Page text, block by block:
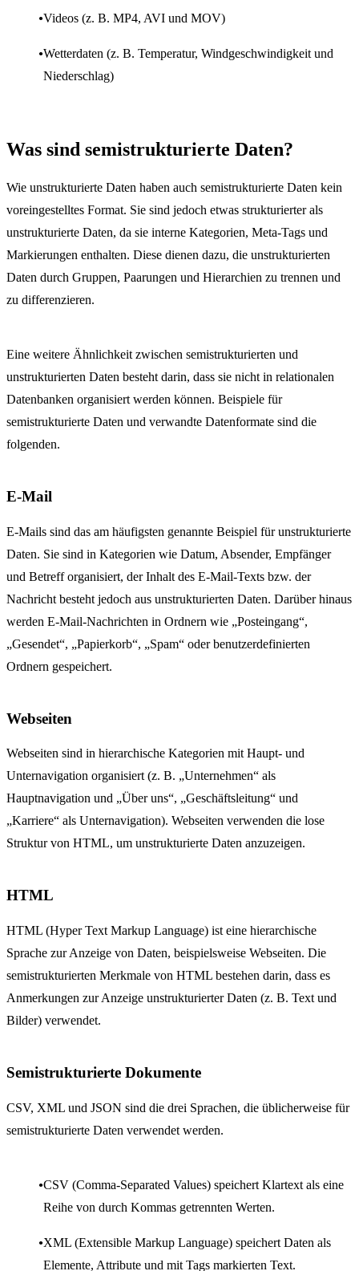
Videos (z. B. MP4, AVI und MOV)
Wetterdaten (z. B. Temperatur, Windgeschwindigkeit und
Niederschlag)
Was sind semistrukturierte Daten?
Wie unstrukturierte Daten haben auch semistrukturierte Daten kein
voreingestelltes Format. Sie sind jedoch etwas strukturierter als
unstrukturierte Daten, da sie interne Kategorien, Meta-Tags und
Markierungen enthalten. Diese dienen dazu, die unstrukturierten
Daten durch Gruppen, Paarungen und Hierarchien zu trennen und
zu differenzieren.
Eine weitere Ähnlichkeit zwischen semistrukturierten und
unstrukturierten Daten besteht darin, dass sie nicht in relationalen
Datenbanken organisiert werden können. Beispiele für
semistrukturierte Daten und verwandte Datenformate sind die
folgenden.
E-Mail
E-Mails sind das am häufigsten genannte Beispiel für unstrukturierte
Daten. Sie sind in Kategorien wie Datum, Absender, Empfänger
und Betreff organisiert, der Inhalt des E-Mail-Texts bzw. der
Nachricht besteht jedoch aus unstrukturierten Daten. Darüber hinaus
werden E-Mail-Nachrichten in Ordnern wie „Posteingang“,
„Gesendet“, „Papierkorb“, „Spam“ oder benutzerdefinierten
Ordnern gespeichert.
Webseiten
Webseiten sind in hierarchische Kategorien mit Haupt- und
Unternavigation organisiert (z. B. „Unternehmen“ als
Hauptnavigation und „Über uns“, „Geschäftsleitung“ und
„Karriere“ als Unternavigation). Webseiten verwenden die lose
Struktur von HTML, um unstrukturierte Daten anzuzeigen.
HTML
HTML (Hyper Text Markup Language) ist eine hierarchische
Sprache zur Anzeige von Daten, beispielsweise Webseiten. Die
semistrukturierten Merkmale von HTML bestehen darin, dass es
Anmerkungen zur Anzeige unstrukturierter Daten (z. B. Text und
Bilder) verwendet.
Semistrukturierte Dokumente
CSV, XML und JSON sind die drei Sprachen, die üblicherweise für
semistrukturierte Daten verwendet werden.
CSV (Comma-Separated Values) speichert Klartext als eine
Reihe von durch Kommas getrennten Werten.
XML (Extensible Markup Language) speichert Daten als
Elemente, Attribute und mit Tags markierten Text.